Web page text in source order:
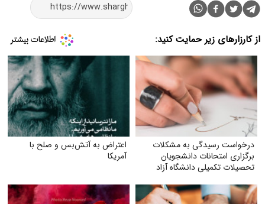
از کارزارهای زیر حمایت کنید:
درخواست رسیدگی به مشکلات
برگزاری امتحانات دانشجویان
تحصیلات تکمیلی دانشگاه آزاد
اعتراض به آتش‌بس و صلح با
آمریکا